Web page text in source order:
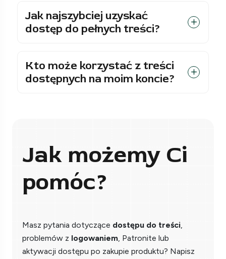
Jak najszybciej uzyskać
dostęp do pełnych treści?
Kto może korzystać z treści
dostępnych na moim koncie?
Jak możemy Ci
pomóc?
Masz pytania dotyczące dostępu do treści,
problemów z logowaniem, Patronite lub
aktywacji dostępu po zakupie produktu? Napisz